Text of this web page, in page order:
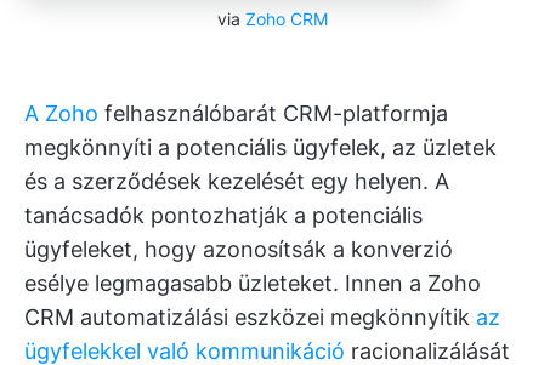
via Zoho CRM
A Zoho felhasználóbarát CRM-platformja
megkönnyíti a potenciális ügyfelek, az üzletek
és a szerződések kezelését egy helyen. A
tanácsadók pontozhatják a potenciális
ügyfeleket, hogy azonosítsák a konverzió
esélye legmagasabb üzleteket. Innen a Zoho
CRM automatizálási eszközei megkönnyítik az
ügyfelekkel való kommunikáció racionalizálását